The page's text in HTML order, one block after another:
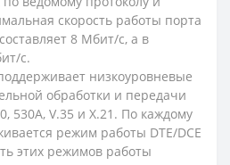
скорость работы порта
8 Мбит/с, а в
с.
низкоуровневые
обработки и передачи
530A, V.35 и X.21. По каждому
режим работы DTE/DCE
этих режимов работы